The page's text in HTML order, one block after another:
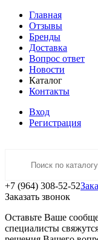
Главная
Отзывы
Бренды
Доставка
Вопрос ответ
Новости
Каталог
Контакты
Вход
Регистрация
+7 (964) 308-52-52
Заказать звонок
Оставьте Ваше
специалисты